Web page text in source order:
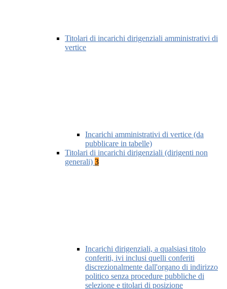
Titolari di incarichi dirigenziali amministrativi di
vertice
Incarichi amministrativi di vertice (da
pubblicare in tabelle)
Titolari di incarichi dirigenziali (dirigenti non
generali) 3
Incarichi dirigenziali, a qualsiasi titolo
conferiti, ivi inclusi quelli conferiti
discrezionalmente dall'organo di indirizzo
politico senza procedure pubbliche di
selezione e titolari di posizione